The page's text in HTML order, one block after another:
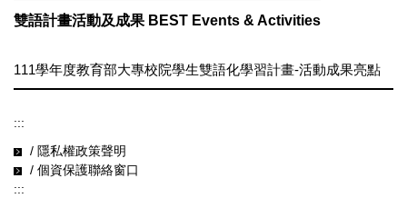
Students in College
外校活動 News from the Other Colleges
雙語計畫活動及成果 BEST Events & Activities
111學年度教育部大專校院學生雙語化學習計畫-活動成果亮點
:::
/ 隱私權政策聲明
/ 個資保護聯絡窗口
:::